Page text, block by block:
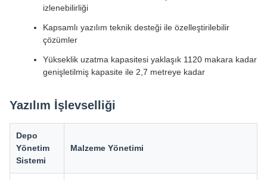
izlenebilirliği
Kapsamlı yazılım teknik desteği ile özelleştirilebilir
çözümler
Yükseklik uzatma kapasitesi yaklaşık 1120 makara kadar
genişletilmiş kapasite ile 2,7 metreye kadar
Yazılım İşlevselliği
Depo
Yönetim
Sistemi
Malzeme Yönetimi